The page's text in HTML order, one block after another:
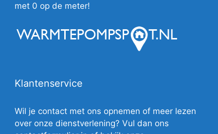
met 0 op de meter!
Klantenservice
Wil je contact met ons opnemen of meer lezen
over onze dienstverlening? Vul dan ons